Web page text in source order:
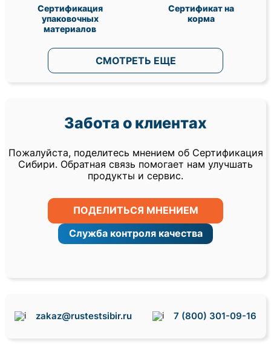
Сертификация
упаковочных
материалов
Сертификат на
корма
СМОТРЕТЬ ЕЩЕ
Забота о клиентах
Пожалуйста, поделитесь мнением об Сертификация
Сибири. Обратная связь помогает нам улучшать
продукты и сервис.
ПОДЕЛИТЬСЯ МНЕНИЕМ
Служба контроля качества
zakaz@rustestsibir.ru 7 (800) 301-09-16